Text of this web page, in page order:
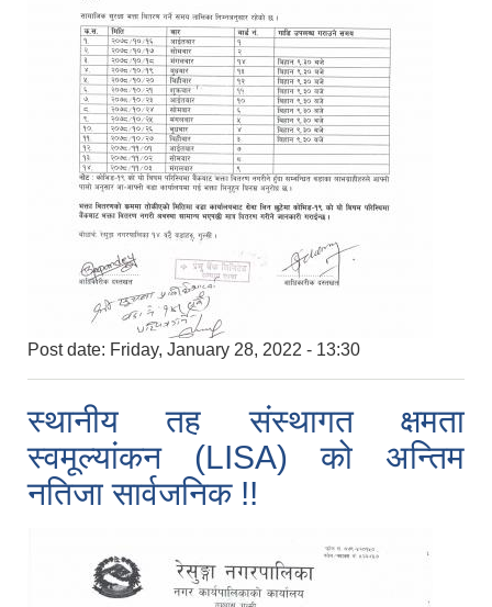
Post date: Friday, January 28, 2022 - 13:30
स्थानीय तह संस्थागत क्षमता
स्वमूल्यांकन (LISA) को अन्तिम
नतिजा सार्वजनिक !!